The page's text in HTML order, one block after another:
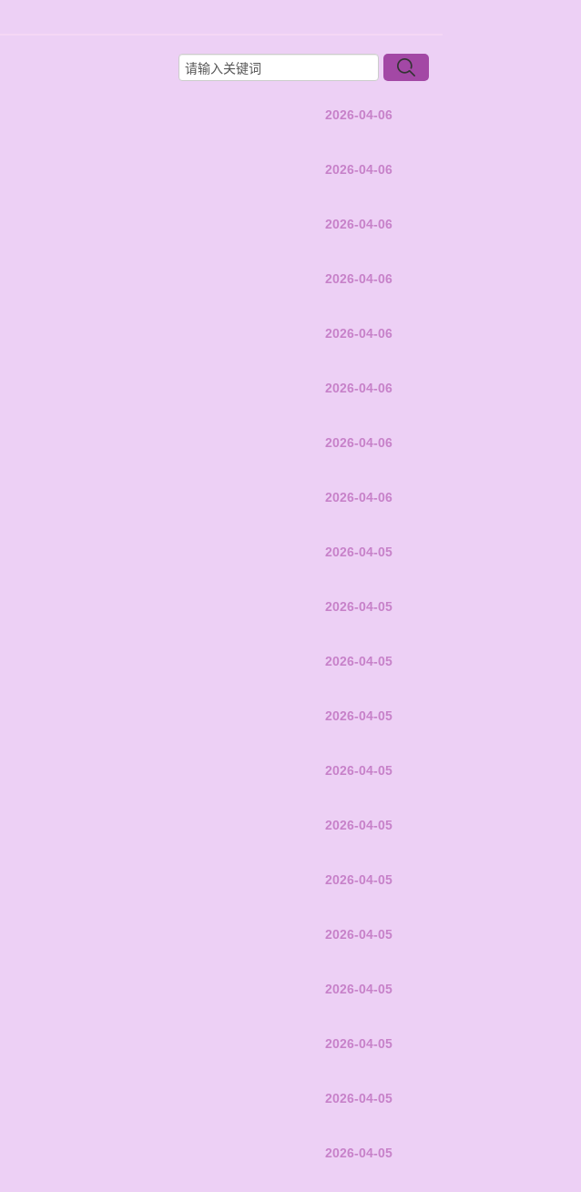
2026-04-06
2026-04-06
2026-04-06
2026-04-06
2026-04-06
2026-04-06
2026-04-06
2026-04-06
2026-04-05
2026-04-05
2026-04-05
2026-04-05
2026-04-05
2026-04-05
2026-04-05
2026-04-05
2026-04-05
2026-04-05
2026-04-05
2026-04-05